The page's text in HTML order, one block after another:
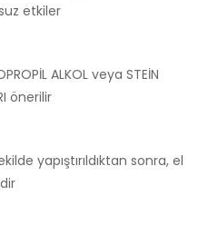
etkiler
ALKOL veya STEİN
önerilir
yapıştırıldıktan sonra, el